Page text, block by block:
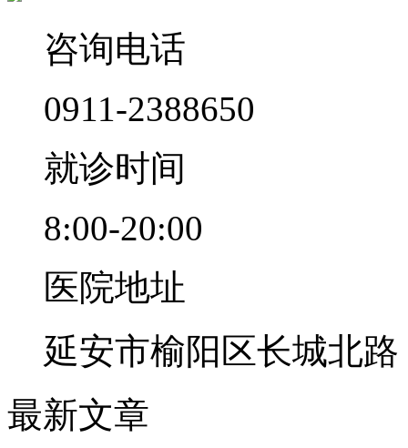
咨询电话
0911-2388650
就诊时间
8:00-20:00
医院地址
延安市榆阳区长城北路
最新文章